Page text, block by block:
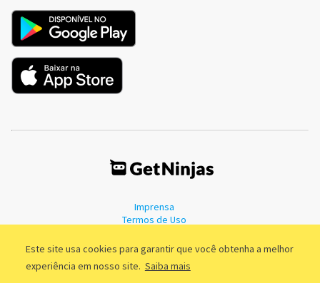
Este site usa cookies para garantir que você obtenha a melhor
experiência em nosso site. Saiba mais
Imprensa
Termos de Uso